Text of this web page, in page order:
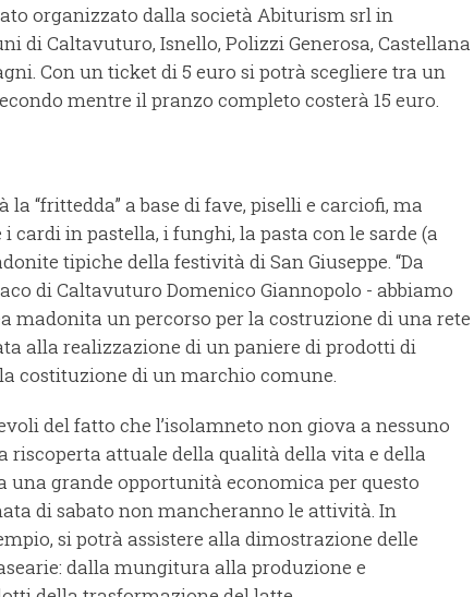
organizzato dalla società Abiturism srl in
di Caltavuturo, Isnello, Polizzi Generosa, Castellana
Con un ticket di 5 euro si potrà scegliere tra un
mentre il pranzo completo costerà 15 euro.
la “frittedda” a base di fave, piselli e carciofi, ma
cardi in pastella, i funghi, la pasta con le sarde (a
tipiche della festività di San Giuseppe. “Da
di Caltavuturo Domenico Giannopolo - abbiamo
madonita un percorso per la costruzione di una rete
alla realizzazione di un paniere di prodotti di
costituzione di un marchio comune.
del fatto che l’isolamneto non giova a nessuno
riscoperta attuale della qualità della vita e della
una grande opportunità economica per questo
di sabato non mancheranno le attività. In
si potrà assistere alla dimostrazione delle
dalla mungitura alla produzione e